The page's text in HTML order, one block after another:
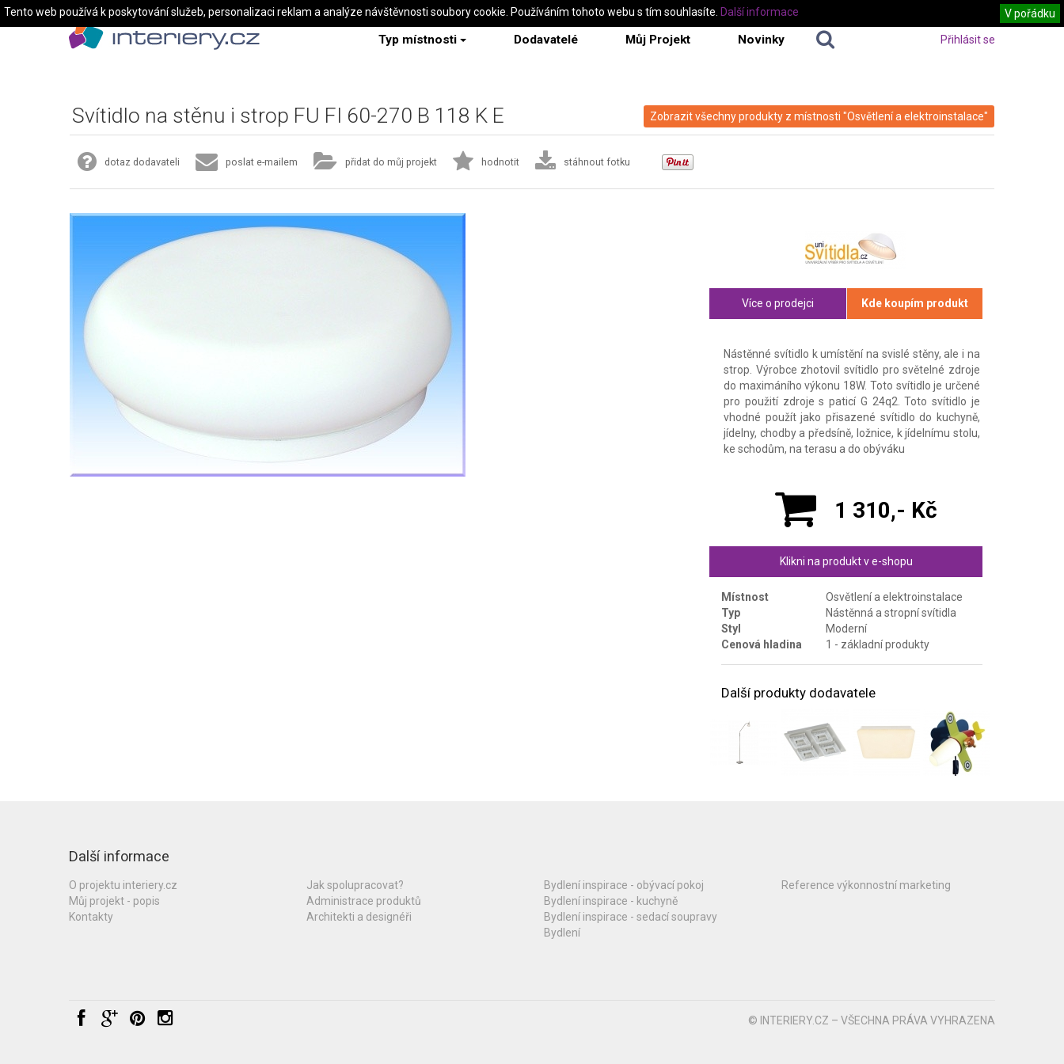
Typ místnosti Dodavatelé Můj Projekt Novinky Přihlásit se
Zobrazit všechny produkty z místnosti "Osvětlení a elektroinstalace"
Svítidlo na stěnu i strop FU FI 60-270 B 118 K E
dotaz dodavateli poslat e-mailem přidat do můj projekt hodnotit stáhnout fotku
Více o prodejci Kde koupím produkt
Nástěnné svítidlo k umístění na svislé stěny, ale i na
strop. Výrobce zhotovil svítidlo pro světelné zdroje
do maximáního výkonu 18W. Toto svítidlo je určené
pro použití zdroje s paticí G 24q2. Toto svítidlo je
vhodné použít jako přisazené svítidlo do kuchyně,
jídelny, chodby a předsíně, ložnice, k jídelnímu stolu,
ke schodům, na terasu a do obýváku
1 310,- Kč
Klikni na produkt v e-shopu
Místnost
Osvětlení a elektroinstalace
Typ
Nástěnná a stropní svítidla
Styl
Moderní
Cenová hladina
1 - základní produkty
Další produkty dodavatele
Další informace
O projektu interiery.cz
Můj projekt - popis
Kontakty
Jak spolupracovat?
Administrace produktů
Architekti a designéři
Bydlení inspirace - obývací pokoj
Bydlení inspirace - kuchyně
Bydlení inspirace - sedací soupravy
Bydlení
Reference výkonnostní marketing
© INTERIERY.CZ – VŠECHNA PRÁVA VYHRAZENA
Tento web používá k poskytování služeb, personalizaci reklam a analýze návštěvnosti soubory cookie. Používáním tohoto webu s tím souhlasíte. V pořádku
Další informace